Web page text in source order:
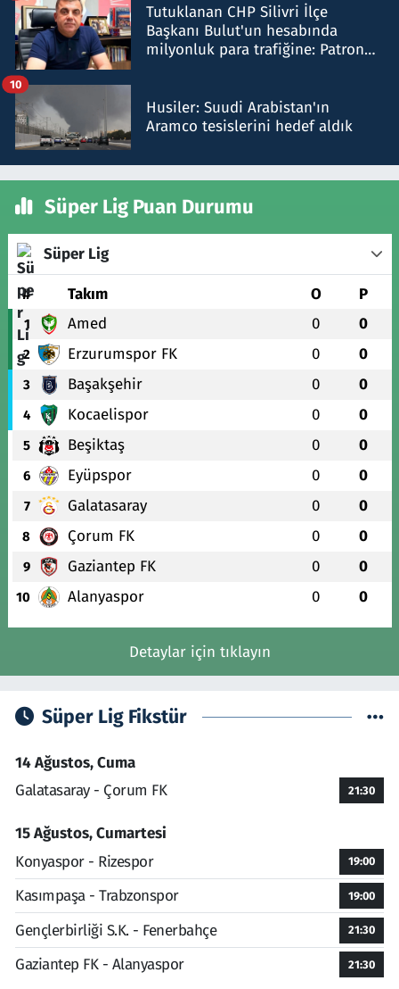
Tutuklanan CHP Silivri İlçe
Başkanı Bulut'un hesabında
milyonluk para trafiğine: Patron
Husiler: Suudi Arabistan'ın
Aramco tesislerini hedef aldık
10
Süper Lig Puan Durumu
Süper Lig
# Takım O P
1 Amed 0 0
2 Erzurumspor FK 0 0
3 Başakşehir 0 0
4 Kocaelispor 0 0
5 Beşiktaş 0 0
6 Eyüpspor 0 0
7 Galatasaray 0 0
8 Çorum FK 0 0
9 Gaziantep FK 0 0
10 Alanyaspor 0 0
Detaylar için tıklayın
Süper Lig Fikstür
14 Ağustos, Cuma
Galatasaray - Çorum FK
21:30
15 Ağustos, Cumartesi
Konyaspor - Rizespor
19:00
Kasımpaşa - Trabzonspor 19:00
Gençlerbirliği S.K. - Fenerbahçe 21:30
Gaziantep FK - Alanyaspor 21:30